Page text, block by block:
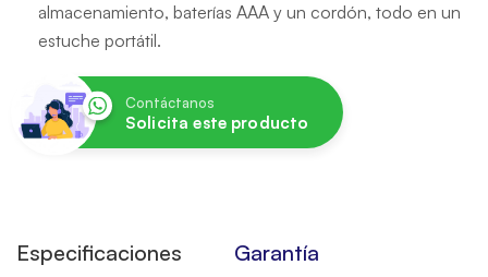
almacenamiento, baterías AAA y un cordón, todo en un
estuche portátil.
Contáctanos
Solicita este producto
Especificaciones
Garantía